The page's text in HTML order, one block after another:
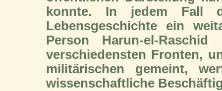
konnte. In jedem Fall
Lebensgeschichte ein
Person Harun-el-
verschiedensten Fronten,
militärischen gemeint,
wissenschaftliche